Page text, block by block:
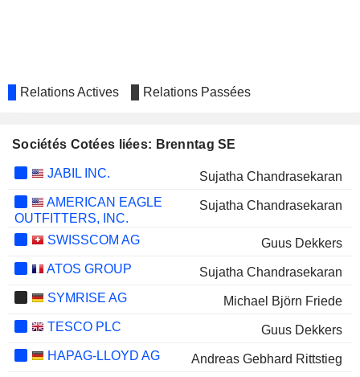
Relations Actives Relations Passées
Sociétés Cotées liées: Brenntag SE
JABIL INC.
Sujatha Chandrasekaran
AMERICAN EAGLE
OUTFITTERS, INC.
Sujatha Chandrasekaran
SWISSCOM AG
Guus Dekkers
ATOS GROUP
Sujatha Chandrasekaran
SYMRISE AG
Michael Björn Friede
TESCO PLC
Guus Dekkers
HAPAG-LLOYD AG
Andreas Gebhard Rittstieg